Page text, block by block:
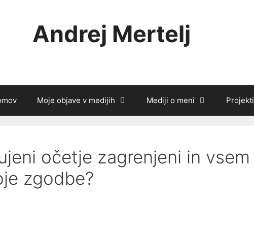
Andrej Mertelj
Moje objave v medijih Mediji o meni Projekti
očetje zagrenjeni in vsem
zgodbe?